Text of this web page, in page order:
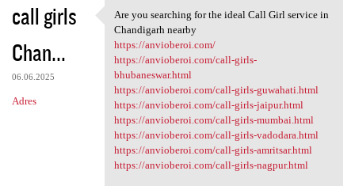
call girls
Chan...
06.06.2025
Adres
Are you searching for the
Are you searching for the ideal Call Girl service in
Chandigarh nearby
https://anvioberoi.com/
https://anvioberoi.com/call-girls-
bhubaneswar.html
https://anvioberoi.com/call-girls-guwahati.html
https://anvioberoi.com/call-girls-jaipur.html
https://anvioberoi.com/call-girls-mumbai.html
https://anvioberoi.com/call-girls-vadodara.html
https://anvioberoi.com/call-girls-amritsar.html
https://anvioberoi.com/call-girls-nagpur.html